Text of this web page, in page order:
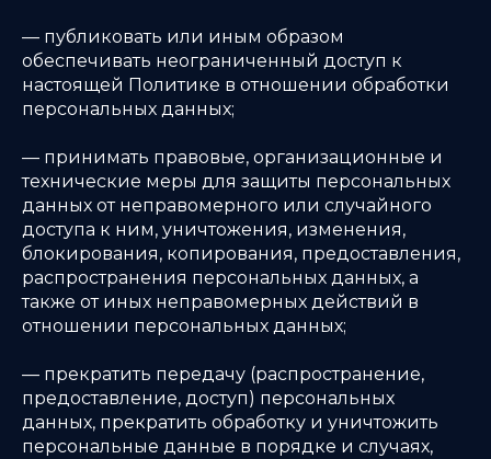
— публиковать или иным образом
обеспечивать неограниченный доступ к
настоящей Политике в отношении обработки
персональных данных;
— принимать правовые, организационные и
технические меры для защиты персональных
данных от неправомерного или случайного
доступа к ним, уничтожения, изменения,
блокирования, копирования, предоставления,
распространения персональных данных, а
также от иных неправомерных действий в
отношении персональных данных;
— прекратить передачу (распространение,
предоставление, доступ) персональных
данных, прекратить обработку и уничтожить
персональные данные в порядке и случаях,